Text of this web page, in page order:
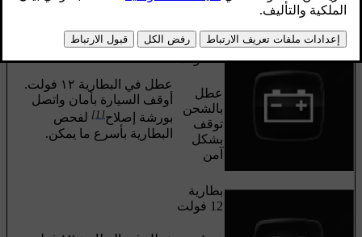
بطارية
12 فولت
عطل
بالشحن
توقف
بشكل
آمن
عطل في البطارية ١٢ فولت
.
أوقف السيارة بأمان واتصل
بورشة إصلاح[1]
لفحص
البطارية بأسرع ما يمكن.
بطارية
12 فولت